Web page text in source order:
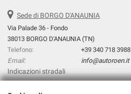
Sede di BORGO D'ANAUNIA
Via Palade 36 - Fondo
38013 BORGO D'ANAUNIA (TN)
Telefono:
+39 340 718 3988
Email:
info@autoroen.it
Indicazioni stradali